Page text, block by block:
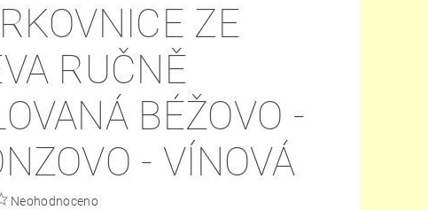
ZE
RUČNĚ
BÉŽOVO -
- VÍNOVÁ
Neohodnoceno